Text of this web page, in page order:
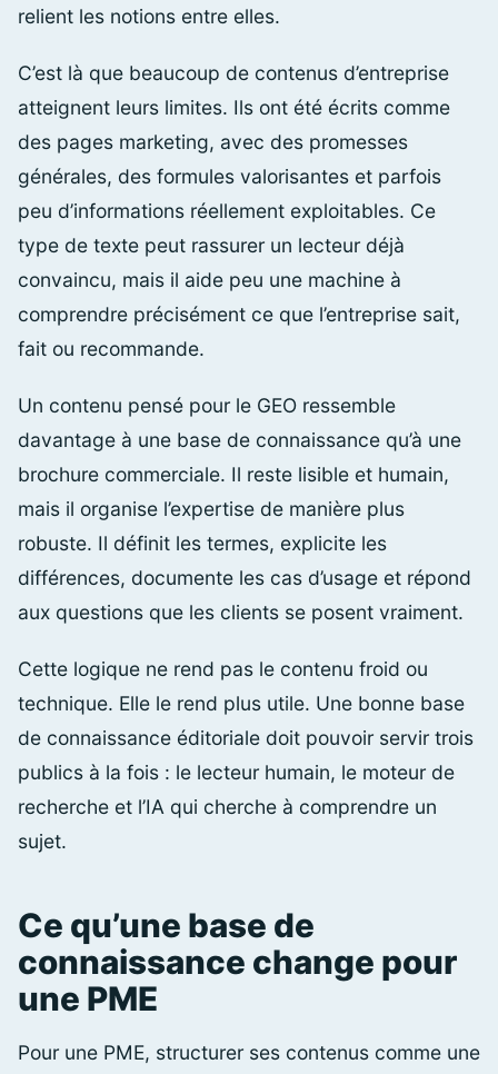
relient les notions entre elles.
C’est là que beaucoup de contenus d’entreprise
atteignent leurs limites. Ils ont été écrits comme
des pages marketing, avec des promesses
générales, des formules valorisantes et parfois
peu d’informations réellement exploitables. Ce
type de texte peut rassurer un lecteur déjà
convaincu, mais il aide peu une machine à
comprendre précisément ce que l’entreprise sait,
fait ou recommande.
Un contenu pensé pour le GEO ressemble
davantage à une base de connaissance qu’à une
brochure commerciale. Il reste lisible et humain,
mais il organise l’expertise de manière plus
robuste. Il définit les termes, explicite les
différences, documente les cas d’usage et répond
aux questions que les clients se posent vraiment.
Cette logique ne rend pas le contenu froid ou
technique. Elle le rend plus utile. Une bonne base
de connaissance éditoriale doit pouvoir servir trois
publics à la fois : le lecteur humain, le moteur de
recherche et l’IA qui cherche à comprendre un
sujet.
Ce qu’une base de
connaissance change pour
une PME
Pour une PME, structurer ses contenus comme une